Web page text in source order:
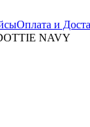
Оплата и
NAVY